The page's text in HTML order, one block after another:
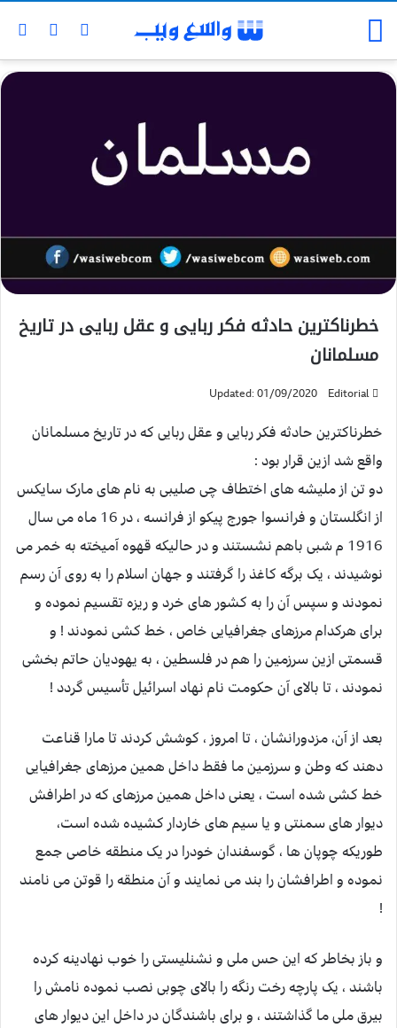
خطرناکترین حادثه فکر ربایی و عقل ربایی در تاریخ
مسلمانان
Editorial
Updated: 01/09/2020
خطرناکترین حادثه فکر ربایی و عقل ربایی که در تاریخ مسلمانان
واقع شد ازین قرار بود :
دو تن از ملیشه های اختطاف چی صلیبی به نام های مارک سایکس
از انگلستان و فرانسوا جورج پیکو از فرانسه ، در 16 ماه می سال
1916 م شبی باهم نشستند و در حالیکه قهوه آمیخته به خمر می
نوشیدند ، یک برگه کاغذ را گرفتند و جهان اسلام را به روی آن رسم
نمودند و سپس آن را به کشور های خرد و ریزه تقسیم نموده و
برای هرکدام مرزهای جغرافیایی خاص ، خط کشی نمودند ! و
قسمتی ازین سرزمین را هم در فلسطین ، به یهودیان حاتم بخشی
نمودند ، تا بالای آن حکومت نام نهاد اسرائیل تأسيس گردد !
بعد از آن، مزدورانشان ، تا امروز ، کوشش کردند تا مارا قناعت
دهند که وطن و سرزمین ما فقط داخل همین مرزهای جغرافیایی
خط کشی شده است ، یعنی داخل همین مرزهای که در اطرافش
دیوار های سمنتی و یا سیم های خاردار کشیده شده است،
طوریکه چوپان ها ، گوسفندان خودرا در یک منطقه خاصی جمع
نموده و اطرافشان را بند می نمایند و آن منطقه را قوتن می نامند
!
و باز بخاطر که این حس ملی و نشنلیستی را خوب نهادینه کرده
باشند ، یک پارچه رخت رنگه را بالای چوبی نصب نموده نامش را
بیرق ملی ما گذاشتند ، و برای باشندگان در داخل این دیوار های